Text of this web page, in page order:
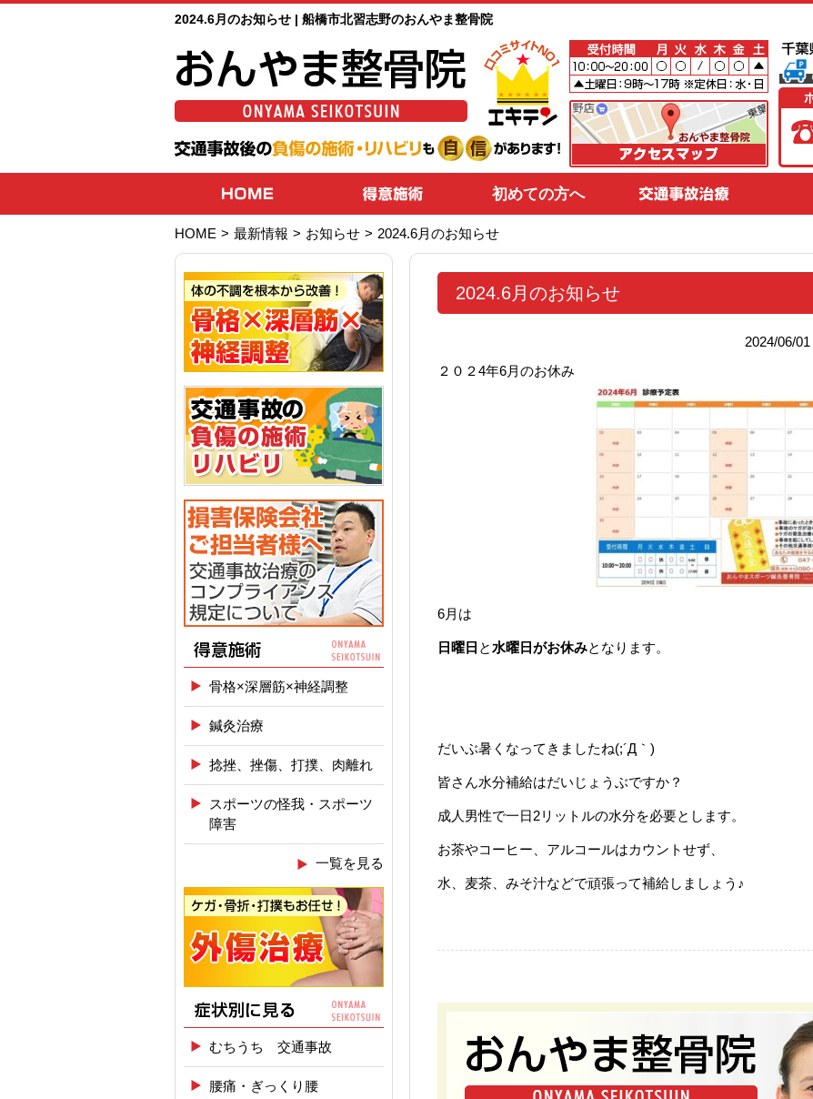
2024.6月のお知らせ | 船橋市北習志野のおんやま整骨院
初めての方へ
HOME > 最新情報 > お知らせ > 2024.6月のお知らせ
2024.6月のお知らせ
2024/06/
２０２4年6月のお休み
6月は
日曜日 と水曜日がお休みとなります。
だいぶ暑くなってきましたね(;´Д｀)
皆さん水分補給はだいじょうぶですか？
成人男性で一日2リットルの水分を必要とします。
お茶やコーヒー、アルコールはカウントせず、
水、麦茶、みそ汁などで頑張って補給しましょう♪
骨格×深層筋×神経調整
鍼灸治療
捻挫、挫傷、打撲、肉離れ
スポーツの怪我・スポーツ
障害
一覧を見る
むちうち 交通事故
腰痛・ぎっくり腰